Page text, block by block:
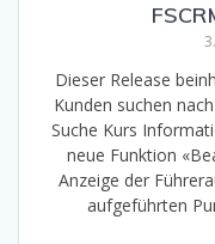
Dieser Release
Kunden suchen
Suche Kurs
neue Funktion
Anzeige der
aufgeführten